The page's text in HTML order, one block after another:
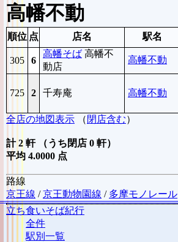
高幡不動
順位 点 店名 駅名
305 6
高幡そば 高幡不
動店
高幡不動
725 2 千寿庵 高幡不動
全店の地図表示 （ 閉店含む）
計 2 軒 （うち閉店 0 軒）
平均 4.0000 点
路線
京王線 /京王動物園線 / 多摩モノレール
立ち食いそば紀行
全件
駅別一覧